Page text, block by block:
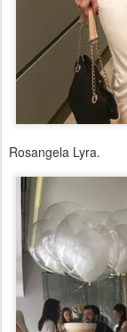
Rosangela Lyra.